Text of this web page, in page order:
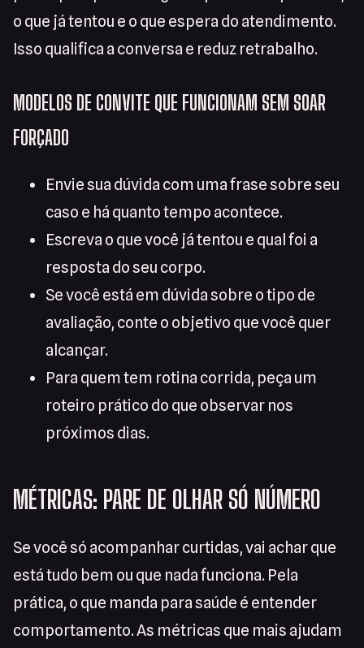
o que já tentou e o que espera do atendimento.
Isso qualifica a conversa e reduz retrabalho.
MODELOS DE CONVITE QUE FUNCIONAM SEM SOAR
FORÇADO
Envie sua dúvida com uma frase sobre seu
caso e há quanto tempo acontece.
Escreva o que você já tentou e qual foi a
resposta do seu corpo.
Se você está em dúvida sobre o tipo de
avaliação, conte o objetivo que você quer
alcançar.
Para quem tem rotina corrida, peça um
roteiro prático do que observar nos
próximos dias.
MÉTRICAS: PARE DE OLHAR SÓ NÚMERO
Se você só acompanhar curtidas, vai achar que
está tudo bem ou que nada funciona. Pela
prática, o que manda para saúde é entender
comportamento. As métricas que mais ajudam